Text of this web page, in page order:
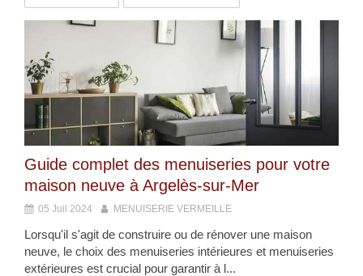
Guide complet des menuiseries pour votre
maison neuve à Argelès-sur-Mer
05 Juil 2024 MENUISERIE VERMEILLE
Lorsqu'il s'agit de construire ou de rénover une maison
neuve, le choix des menuiseries intérieures et menuiseries
extérieures est crucial pour garantir à l...